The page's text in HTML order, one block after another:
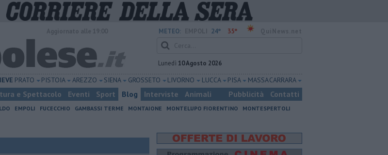
METEO: 24° 35°
Lunedì 10 Agosto 2026
PRATO PISTOIA AREZZO SIENA GROSSETO LIVORNO LUCCA PISA MASSA CARRARA
e Spettacolo Eventi Sport Blog Interviste Animali Pubblicità Contatti
EMPOLI FUCECCHIO GAMBASSI TERME MONTAIONE MONTELUPO FIORENTINO
MONTESPERTOLI